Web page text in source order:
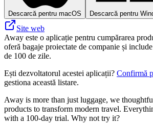
Descarcă pentru macOS Descarcă pentru
Site web
Away este o aplicație pentru cumpărarea
oferă bagaje proiectate de companie și
de 100 de zile.
Ești dezvoltatorul acestei aplicații? Confirmă
gestiona această listare.
Away is more than just luggage, we
products to transform modern travel.
with a 100-day trial. Why not try it?